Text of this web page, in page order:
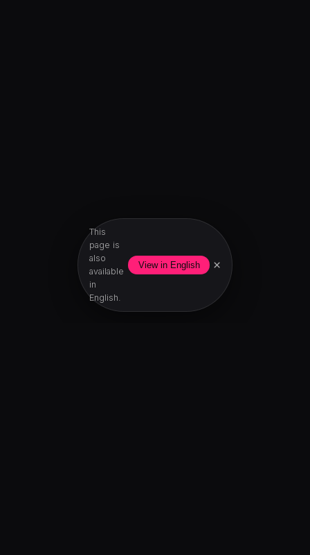
This
page is
also
available
in
English.
View in English ×